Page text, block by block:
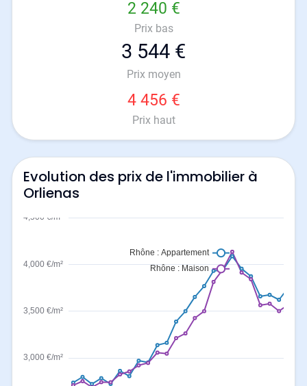
2 240 €
Prix bas
3 544 €
Prix moyen
4 456 €
Prix haut
Evolution des prix de l'immobilier à
Orlienas